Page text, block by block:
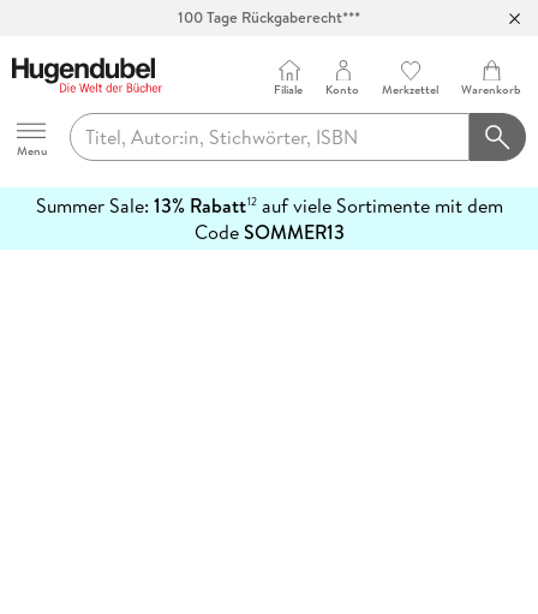
100 Tage Rückgaberecht***
Hugendubel
Menu
Filiale Konto Merkzettel Warenkorb
Summer Sale: 13% Rabatt12auf viele Sortimente mit dem
CodeSOMMER13
erfahren